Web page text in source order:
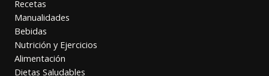
Recetas
Manualidades
Bebidas
Nutrición y Ejercicios
Alimentación
Dietas Saludables